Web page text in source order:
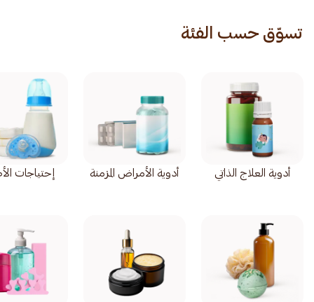
تسوّق حسب الفئة
أدوية العلاج الذاتي أدوية الأمراض المزمنة إحتياجات